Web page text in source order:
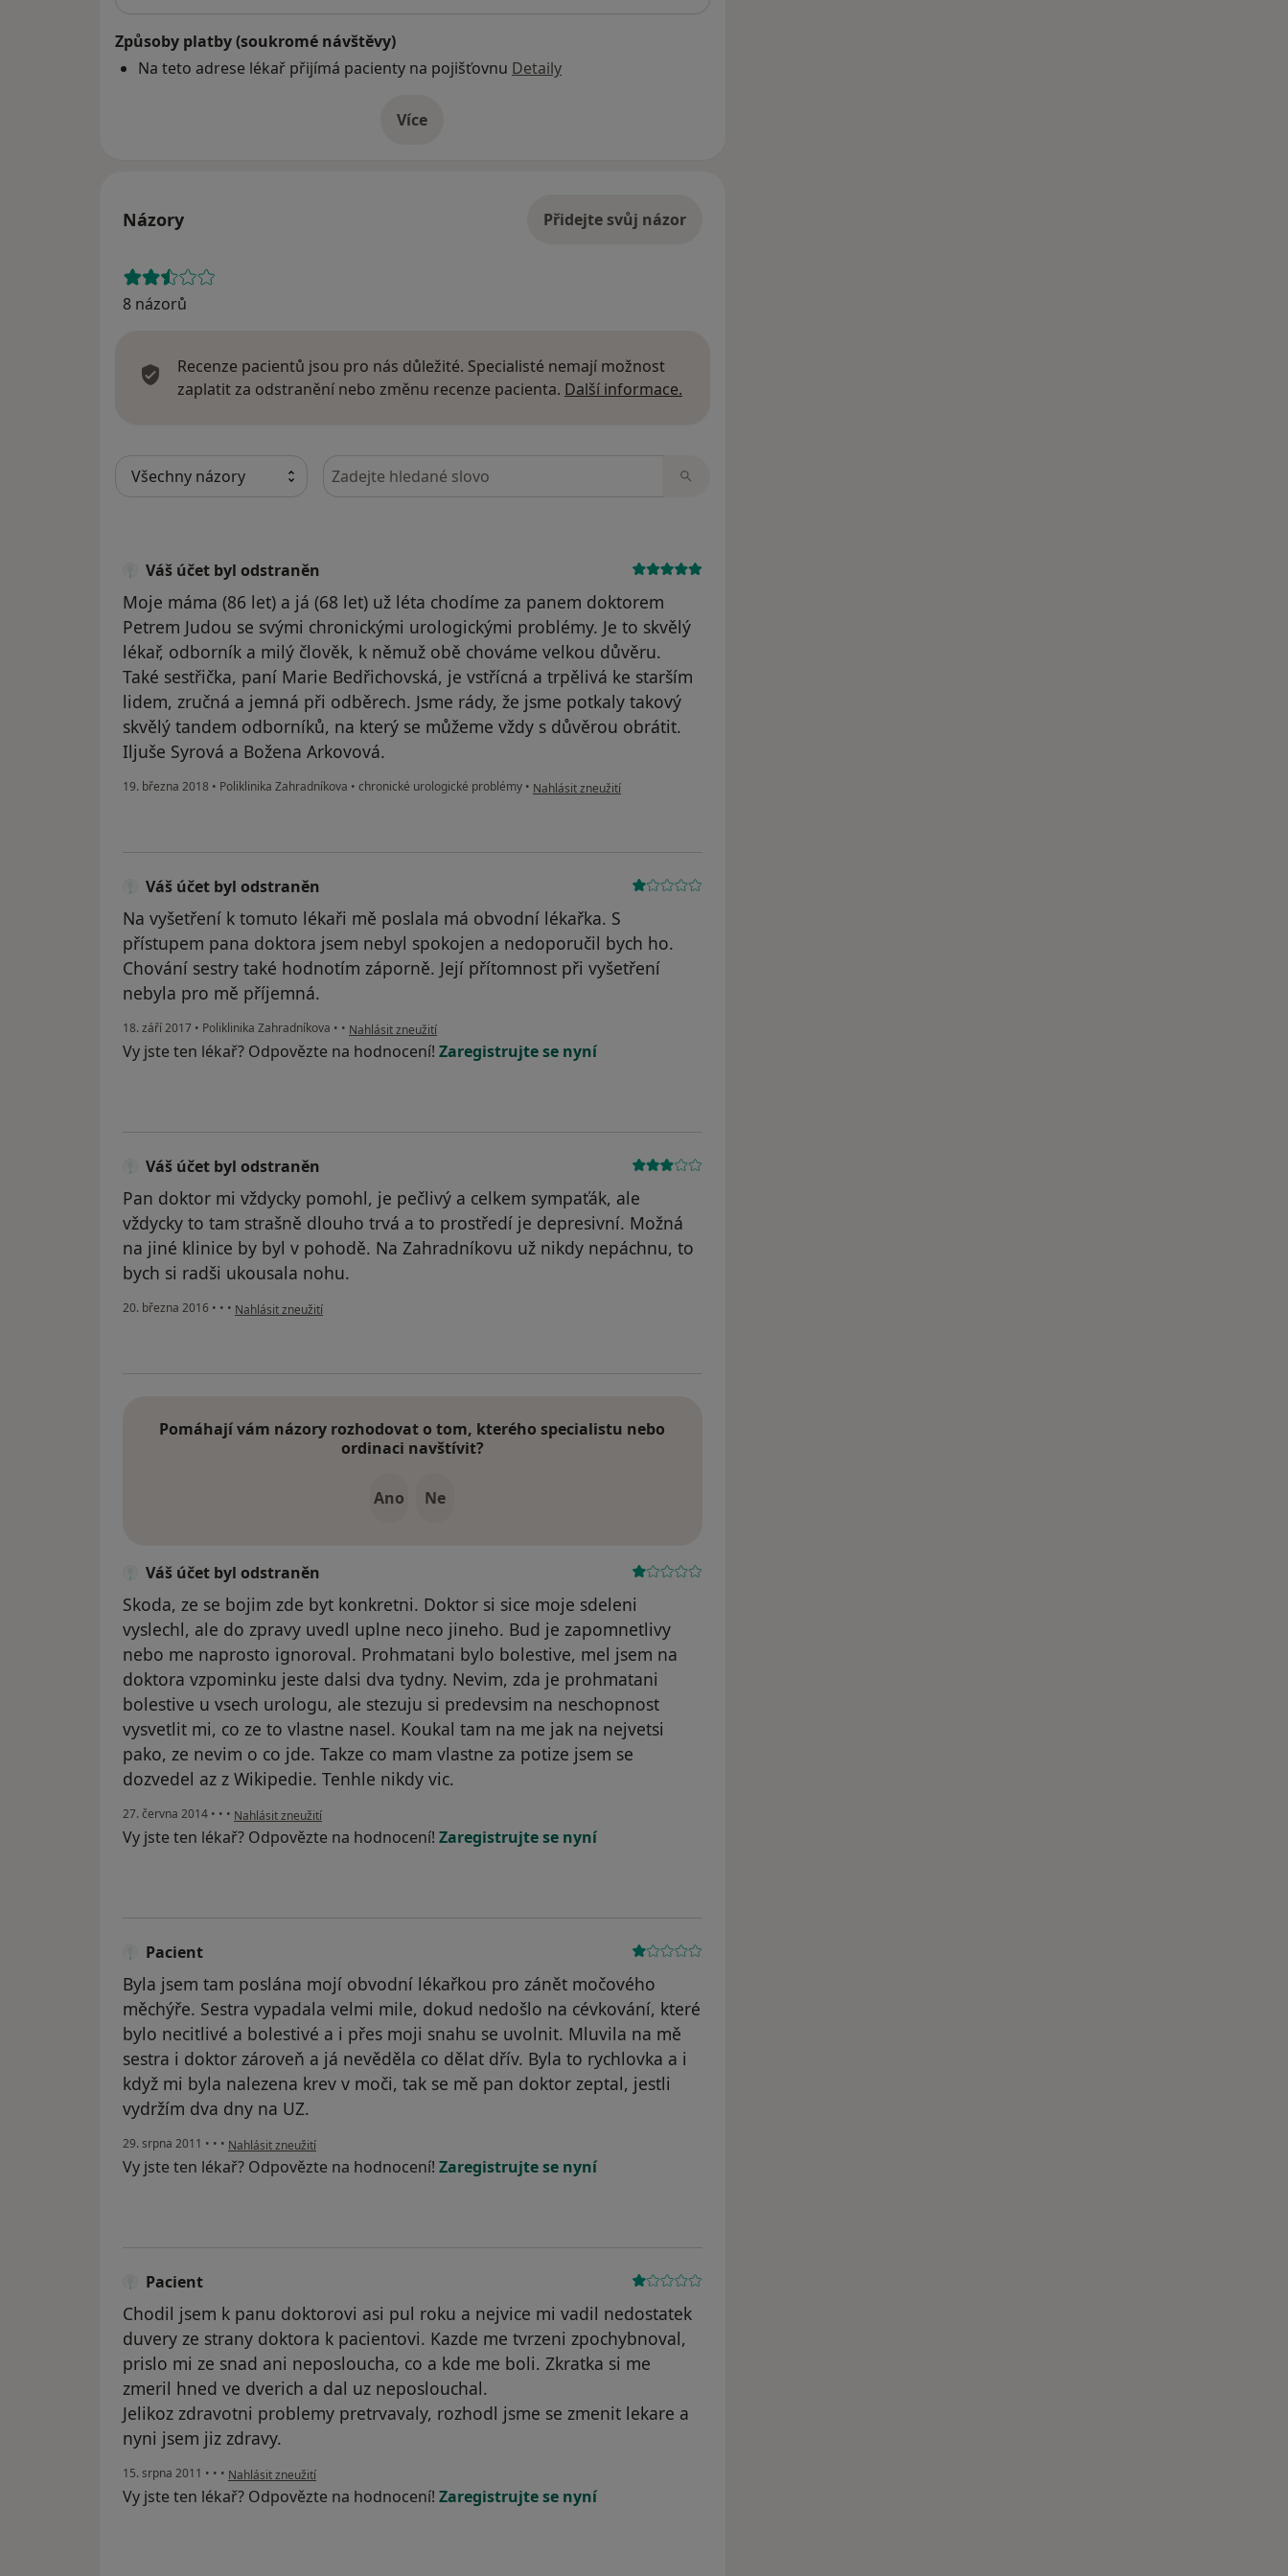
Způsoby platby (soukromé návštěvy)
Na teto adrese lékař přijímá pacienty na pojišťovnu Detaily
Víceo adrese
Názory Přidejte svůj názor
8 názorů
Recenze pacientů jsou pro nás důležité. Specialisté nemají možnost
zaplatit za odstranění nebo změnu recenze pacienta. Další informace.
Hledejte v názorech
Váš účet byl odstraněn
Moje máma (86 let) a já (68 let) už léta chodíme za panem doktorem
Petrem Judou se svými chronickými urologickými problémy. Je to skvělý
lékař, odborník a milý člověk, k němuž obě chováme velkou důvěru.
Také sestřička, paní Marie Bedřichovská, je vstřícná a trpělivá ke starším
lidem, zručná a jemná při odběrech. Jsme rády, že jsme potkaly takový
skvělý tandem odborníků, na který se můžeme vždy s důvěrou obrátit.
Iljuše Syrová a Božena Arkovová.
19. března 2018 • Poliklinika Zahradníkova • chronické urologické problémy • podle názoru uživatele Váš účet byl odstraněn
Nahlásit zneužití
Váš účet byl odstraněn
Na vyšetření k tomuto lékaři mě poslala má obvodní lékařka. S
přístupem pana doktora jsem nebyl spokojen a nedoporučil bych ho.
Chování sestry také hodnotím záporně. Její přítomnost při vyšetření
nebyla pro mě příjemná.
18. září 2017 • Poliklinika Zahradníkova • • podle názoru uživatele Váš účet byl odstraněn
Nahlásit zneužití
Vy jste ten lékař? Odpovězte na hodnocení! Zaregistrujte se nyní
Váš účet byl odstraněn
Pan doktor mi vždycky pomohl, je pečlivý a celkem sympaťák, ale
vždycky to tam strašně dlouho trvá a to prostředí je depresivní. Možná
na jiné klinice by byl v pohodě. Na Zahradníkovu už nikdy nepáchnu, to
bych si radši ukousala nohu.
20. března 2016 • • • podle názoru uživatele Váš účet byl odstraněn
Nahlásit zneužití
Pomáhají vám názory rozhodovat o tom, kterého specialistu nebo
ordinaci navštívit?
Ano Ne
Váš účet byl odstraněn
Skoda, ze se bojim zde byt konkretni. Doktor si sice moje sdeleni
vyslechl, ale do zpravy uvedl uplne neco jineho. Bud je zapomnetlivy
nebo me naprosto ignoroval. Prohmatani bylo bolestive, mel jsem na
doktora vzpominku jeste dalsi dva tydny. Nevim, zda je prohmatani
bolestive u vsech urologu, ale stezuju si predevsim na neschopnost
vysvetlit mi, co ze to vlastne nasel. Koukal tam na me jak na nejvetsi
pako, ze nevim o co jde. Takze co mam vlastne za potize jsem se
dozvedel az z Wikipedie. Tenhle nikdy vic.
27. června 2014 • • • podle názoru uživatele Váš účet byl odstraněn
Nahlásit zneužití
Vy jste ten lékař? Odpovězte na hodnocení! Zaregistrujte se nyní
Pacient
Byla jsem tam poslána mojí obvodní lékařkou pro zánět močového
měchýře. Sestra vypadala velmi mile, dokud nedošlo na cévkování, které
bylo necitlivé a bolestivé a i přes moji snahu se uvolnit. Mluvila na mě
sestra i doktor zároveň a já nevěděla co dělat dřív. Byla to rychlovka a i
když mi byla nalezena krev v moči, tak se mě pan doktor zeptal, jestli
vydržím dva dny na UZ.
29. srpna 2011 • • • podle názoru uživatele Pacient
Nahlásit zneužití
Vy jste ten lékař? Odpovězte na hodnocení! Zaregistrujte se nyní
Pacient
Chodil jsem k panu doktorovi asi pul roku a nejvice mi vadil nedostatek
duvery ze strany doktora k pacientovi. Kazde me tvrzeni zpochybnoval,
prislo mi ze snad ani neposloucha, co a kde me boli. Zkratka si me
zmeril hned ve dverich a dal uz neposlouchal.
Jelikoz zdravotni problemy pretrvavaly, rozhodl jsme se zmenit lekare a
nyni jsem jiz zdravy.
15. srpna 2011 • • • podle názoru uživatele Pacient
Nahlásit zneužití
Vy jste ten lékař? Odpovězte na hodnocení! Zaregistrujte se nyní